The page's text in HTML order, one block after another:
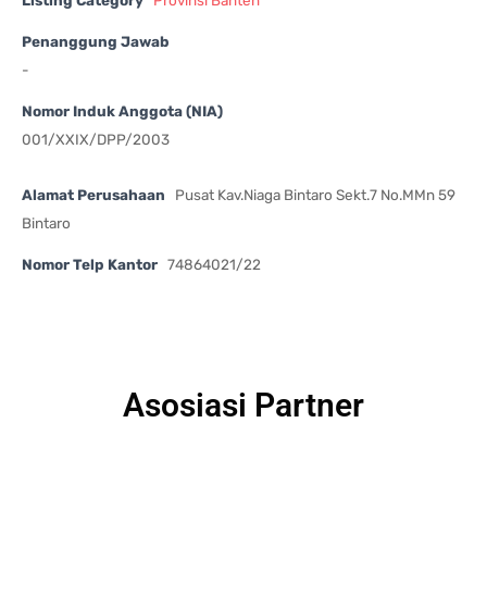
Penanggung Jawab
-
Nomor Induk Anggota (NIA)
001/XXIX/DPP/2003
Alamat Perusahaan
Pusat Kav.Niaga Bintaro Sekt.7 No.MMn 59
Bintaro
Nomor Telp Kantor 74864021/22
Asosiasi Partner